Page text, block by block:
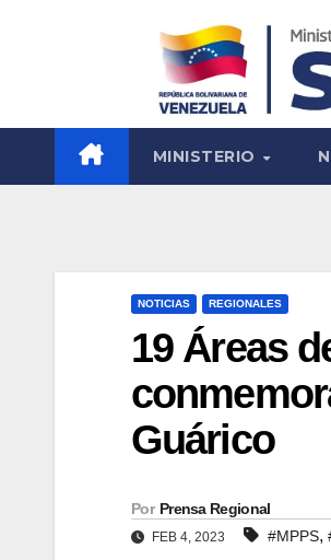
MINISTERIO
NOTICIAS REGIONALES
19 Áreas
Guárico
Por Prensa Regional
FEB 4, 2023 #MPPS,